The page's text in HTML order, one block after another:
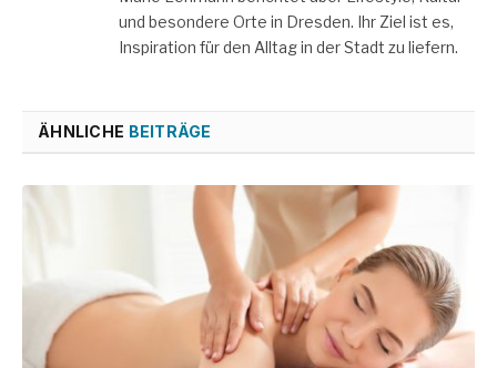
und besondere Orte in Dresden. Ihr Ziel ist es,
Inspiration für den Alltag in der Stadt zu liefern.
ÄHNLICHE BEITRÄGE